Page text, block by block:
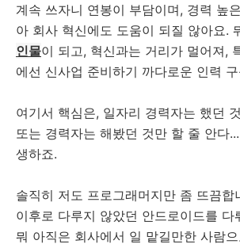
계속 쓰자니 연봉이 부담이며, 경력 높
아 회사 혁신에도 도움이 되질 않아요.
인물이 되고, 혁신과는 거리가 멀어져,
에선 신사업 준비하기 까다로운 인력
여기서 핵심은, 일자리 경력자는 했던
또는 경력자는 해봤던 것만 할 줄 안다
생하죠.
솔직히 저도 프로그래머지만 좀 뜨끔
이후로 다루지 않았던 안드로이드를 다
뭐 아직은 회사에서 일 맡길만한 사람